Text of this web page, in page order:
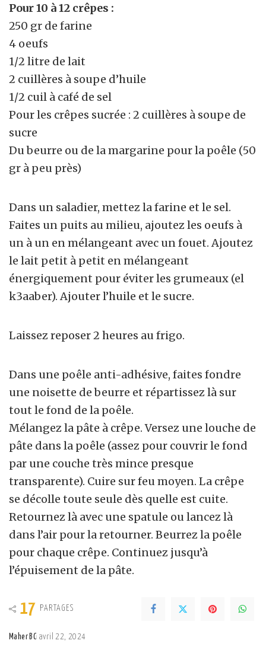
Pour 10 à 12 crêpes :
250 gr de farine
4 oeufs
1/2 litre de lait
2 cuillères à soupe d’huile
1/2 cuil à café de sel
Pour les crêpes sucrée : 2 cuillères à soupe de
sucre
Du beurre ou de la margarine pour la poêle (50
gr à peu près)
Dans un saladier, mettez la farine et le sel.
Faites un puits au milieu, ajoutez les oeufs à
un à un en mélangeant avec un fouet. Ajoutez
le lait petit à petit en mélangeant
énergiquement pour éviter les grumeaux (el
k3aaber). Ajouter l’huile et le sucre.
Laissez reposer 2 heures au frigo.
Dans une poêle anti-adhésive, faites fondre
une noisette de beurre et répartissez là sur
tout le fond de la poêle.
Mélangez la pâte à crêpe. Versez une louche de
pâte dans la poêle (assez pour couvrir le fond
par une couche très mince presque
transparente). Cuire sur feu moyen. La crêpe
se décolle toute seule dès quelle est cuite.
Retournez là avec une spatule ou lancez là
dans l’air pour la retourner. Beurrez la poêle
pour chaque crêpe. Continuez jusqu’à
l’épuisement de la pâte.
17 PARTAGES
Maher BC avril 22, 2024